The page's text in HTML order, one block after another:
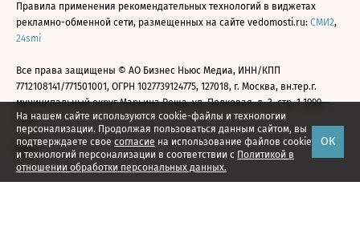
На нашем сайте используются cookie-файлы и технологии
персонализации. Продолжая пользоваться данным сайтом, вы
подтверждаете свое согласие на использование файлов cookie
и технологий персонализации в соответствии с Политикой в
отношении обработки персональных данных.
ОК
Правила применения рекомендательных технологий в виджетах
рекламно-обменной сети, размещенных на сайте vedomosti.ru: СМИ2,
24smi
Все права защищены © АО Бизнес Ньюс Медиа, ИНН/КПП
7712108141/771501001, ОГРН 1027739124775, 127018, г. Москва, вн.тер.г.
муниципальный округ Марьина Роща, ул. Полковая, д. 3, стр. 1 1999—
2026